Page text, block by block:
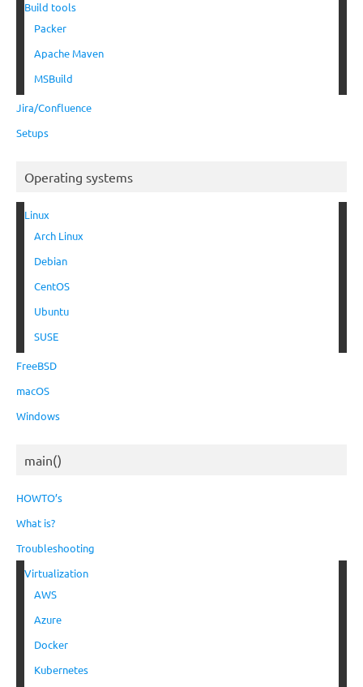
Build tools
Packer
Apache Maven
MSBuild
Jira/Confluence
Setups
Operating systems
Linux
Arch Linux
Debian
CentOS
Ubuntu
SUSE
FreeBSD
macOS
Windows
main()
HOWTO’s
What is?
Troubleshooting
Virtualization
AWS
Azure
Docker
Kubernetes